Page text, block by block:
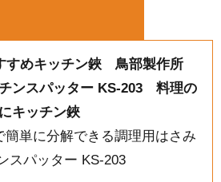
すめキッチン鋏 鳥部製作所
ンスパッター KS-203 料理の
キッチン鋏
簡単に分解できる調理用はさみ
スパッター KS-203